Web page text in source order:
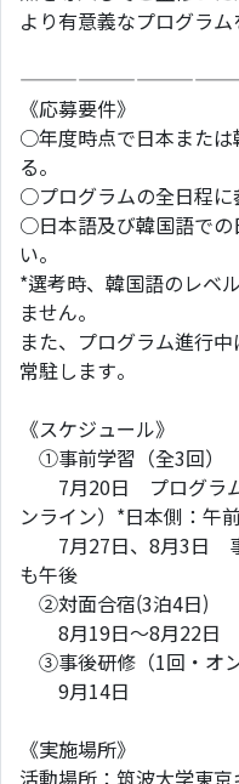
より有意義なプログラム
《応募要件》
○年度時点で日本または
る。
○プログラムの全日程に
○日本語及び韓国語での
い。
*選考時、韓国語のレベ
ません。
また、プログラム進行
常駐します。
《スケジュール》
①事前学習（全3回）
7月20日 プログラム
ンライン）*日本側：午
7月27日、8月3日
も午後
②対面合宿(3泊4日)
8月19日〜8月22日
③事後研修（1回・オン
9月14日
《実施場所》
活動場所：筑波大学東